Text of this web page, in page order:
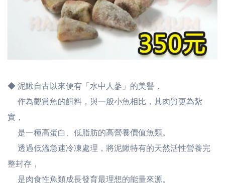
◆ 泥鰍自古以來便有「水中人蔘」的美譽，
作為觀賞魚的餌料，與一般小魚相比，其肉質更為紮
實，
是一種高蛋白、低脂肪的高營養價值魚類。
透過低溫急速冷凍處理，將泥鰍特有的天然活性營養完
整封存，
是肉食性魚類成長發育最理想的能量來源。